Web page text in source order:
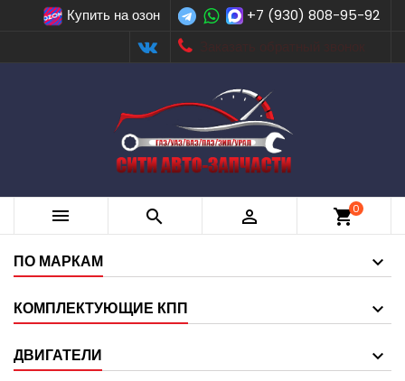
Купить на озон
+7 (930) 808-95-92
   shopping_cart0
ПО МАРКАМ
КОМПЛЕКТУЮЩИЕ КПП
ДВИГАТЕЛИ